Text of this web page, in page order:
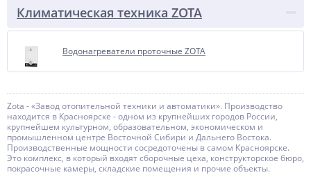
Климатическая техника ZOTA
Водонагреватели проточные ZOTA
Zota - «Завод отопительной техники и автоматики». Производство
находится в Красноярске - одном из крупнейших городов России,
крупнейшем культурном, образовательном, экономическом и
промышленном центре Восточной Сибири и Дальнего Востока.
Производственные мощности сосредоточены в самом Красноярске.
Это комплекс, в который входят сборочные цеха, конструкторское бюро,
покрасочные камеры, складские помещения и прочие объекты.